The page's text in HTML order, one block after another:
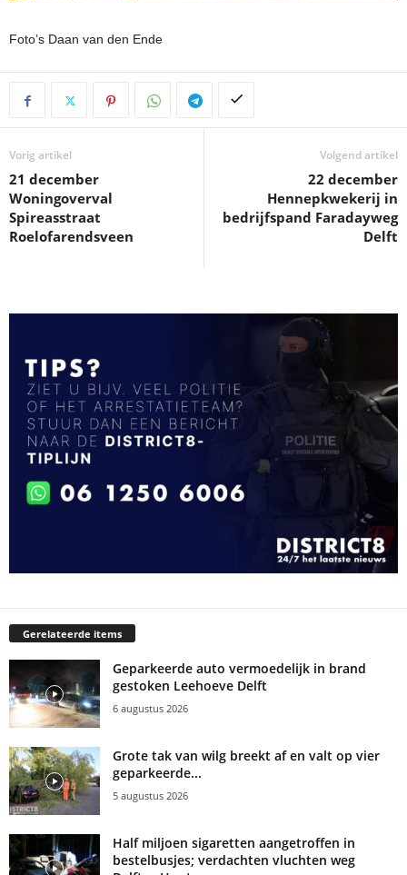
Foto’s Daan van den Ende
Vorig artikel
21 december
Woningoverval
Spireasstraat
Roelofarendsveen
Volgend artikel
22 december
Hennepkwekerij in
bedrijfspand Faradayweg
Delft
Gerelateerde items
Geparkeerde auto vermoedelijk in brand
gestoken Leehoeve Delft
6 augustus 2026
Grote tak van wilg breekt af en valt op vier
geparkeerde...
5 augustus 2026
Half miljoen sigaretten aangetroffen in
bestelbusjes; verdachten vluchten weg